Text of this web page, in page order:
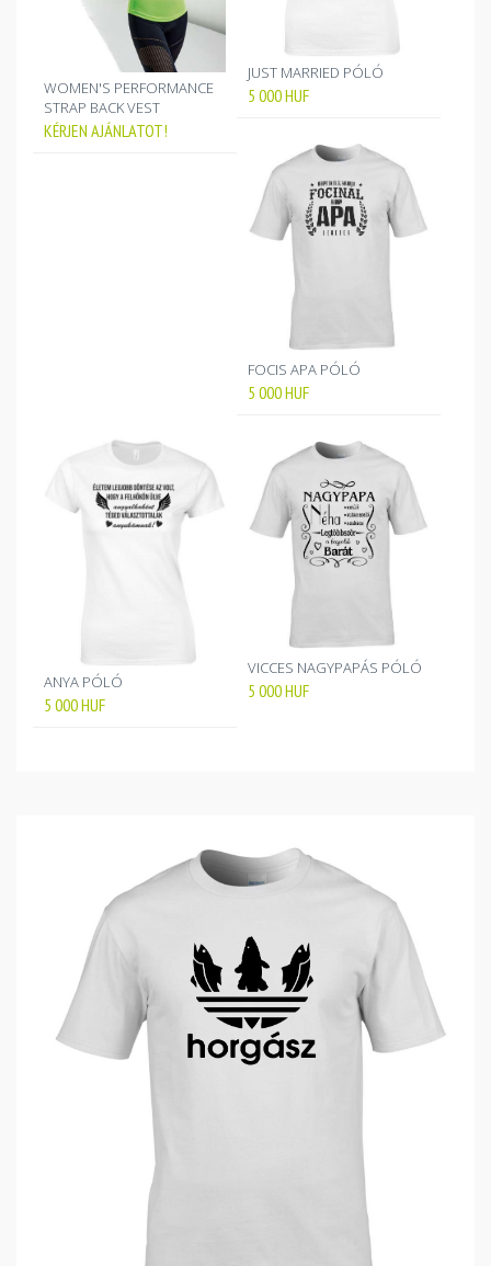
WOMEN'S PERFORMANCE
STRAP BACK VEST
KÉRJEN AJÁNLATOT!
JUST MARRIED PÓLÓ
5 000HUF
FOCIS APA PÓLÓ
5 000HUF
ANYA PÓLÓ
5 000HUF
VICCES NAGYPAPÁS PÓLÓ
5 000HUF